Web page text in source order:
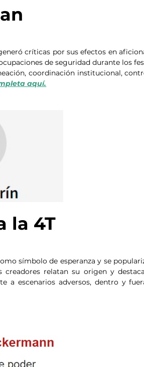
críticas por sus efectos en
de seguridad durante los
coordinación institucional,
aquí.
la 4T
símbolo de esperanza y se
creadores relatan su origen y
a escenarios adversos, dentro y